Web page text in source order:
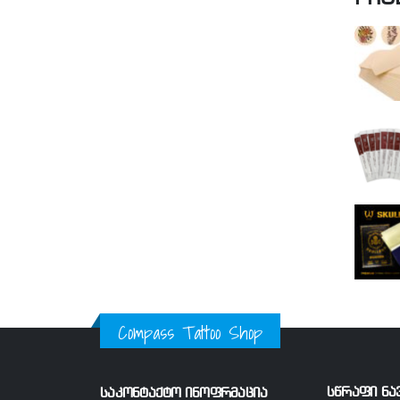
მისამართი: მთავარი